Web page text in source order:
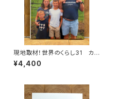
現地取材！世界のくらし31 カナ
ダ
¥4,400